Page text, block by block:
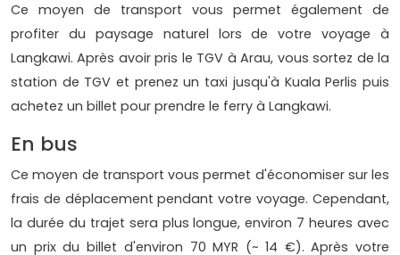
Ce moyen de transport vous permet également de
profiter du paysage naturel lors de votre voyage à
Langkawi. Après avoir pris le TGV à Arau, vous sortez de la
station de TGV et prenez un taxi jusqu'à Kuala Perlis puis
achetez un billet pour prendre le ferry à Langkawi.
En bus
Ce moyen de transport vous permet d'économiser sur les
frais de déplacement pendant votre voyage. Cependant,
la durée du trajet sera plus longue, environ 7 heures avec
un prix du billet d'environ 70 MYR (~ 14 €). Après votre